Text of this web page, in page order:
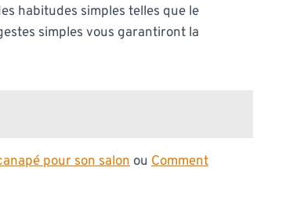
habitudes simples telles que le
simples vous garantiront la
pour son salon ou Comment